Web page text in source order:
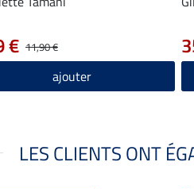
11,90 €
€
ajouter
LES CLIENTS ONT